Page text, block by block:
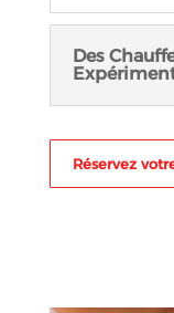
Des
Réservez